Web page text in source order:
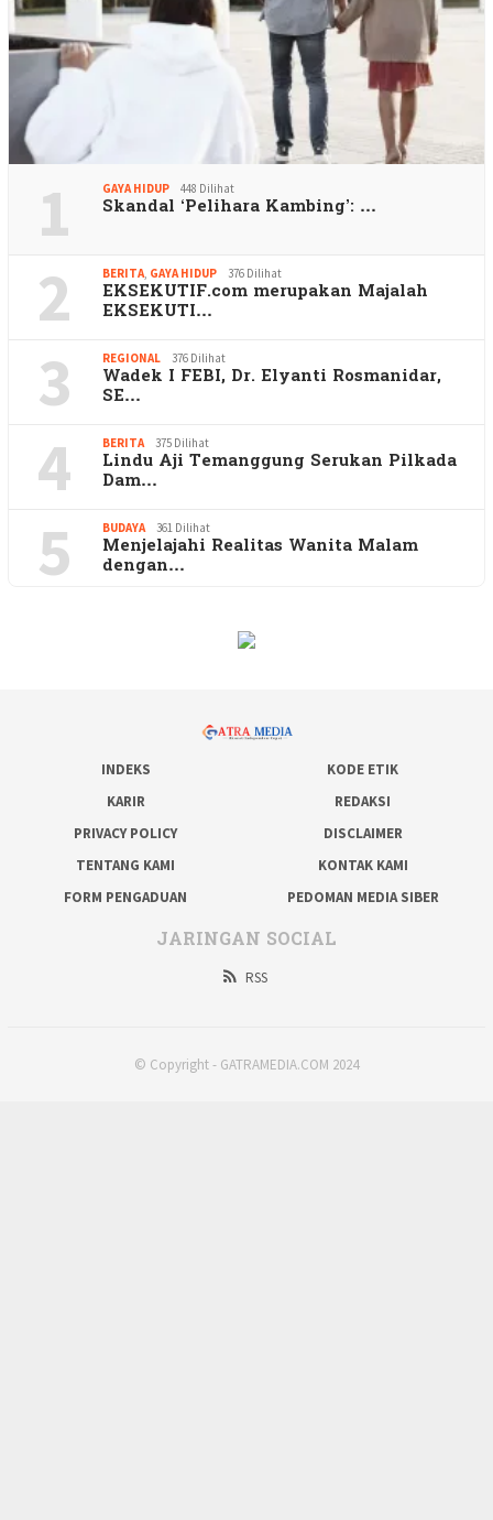
1 GAYA HIDUP 448 Dilihat
Skandal ‘Pelihara Kambing’: …
2 BERITA, GAYA HIDUP 376 Dilihat
EKSEKUTIF.com merupakan Majalah
EKSEKUTI…
3 REGIONAL 376 Dilihat
Wadek I FEBI, Dr. Elyanti Rosmanidar,
SE…
4 BERITA 375 Dilihat
Lindu Aji Temanggung Serukan Pilkada
Dam…
5 BUDAYA 361 Dilihat
Menjelajahi Realitas Wanita Malam
dengan…
INDEKS
KODE ETIK
KARIR
REDAKSI
PRIVACY POLICY
DISCLAIMER
TENTANG KAMI
KONTAK KAMI
FORM PENGADUAN
PEDOMAN MEDIA SIBER
JARINGAN SOCIAL
RSS
© Copyright - GATRAMEDIA.COM 2024